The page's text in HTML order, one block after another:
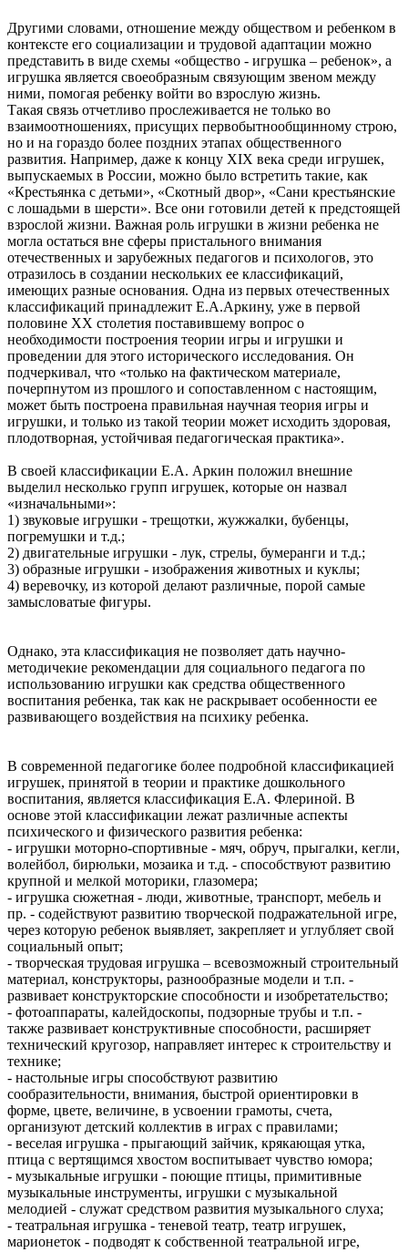
Другими словами, отношение между обществом и ребенком в
контексте его социализации и трудовой адаптации можно
представить в виде схемы «общество - игрушка – ребенок», а
игрушка является своеобразным связующим звеном между
ними, помогая ребенку войти во взрослую жизнь.
Такая связь отчетливо прослеживается не только во
взаимоотношениях, присущих первобытнообщинному строю,
но и на гораздо более поздних этапах общественного
развития. Например, даже к концу XIX века среди игрушек,
выпускаемых в России, можно было встретить такие, как
«Крестьянка с детьми», «Скотный двор», «Сани крестьянские
с лошадьми в шерсти». Все они готовили детей к предстоящей
взрослой жизни. Важная роль игрушки в жизни ребенка не
могла остаться вне сферы пристального внимания
отечественных и зарубежных педагогов и психологов, это
отразилось в создании нескольких ее классификаций,
имеющих разные основания. Одна из первых отечественных
классификаций принадлежит Е.А.Аркину, уже в первой
половине XX столетия поставившему вопрос о
необходимости построения теории игры и игрушки и
проведении для этого исторического исследования. Он
подчеркивал, что «только на фактическом материале,
почерпнутом из прошлого и сопоставленном с настоящим,
может быть построена правильная научная теория игры и
игрушки, и только из такой теории может исходить здоровая,
плодотворная, устойчивая педагогическая практика».
В своей классификации Е.А. Аркин положил внешние
выделил несколько групп игрушек, которые он назвал
«изначальными»:
1) звуковые игрушки - трещотки, жужжалки, бубенцы,
погремушки и т.д.;
2) двигательные игрушки - лук, стрелы, бумеранги и т.д.;
3) образные игрушки - изображения животных и куклы;
4) веревочку, из которой делают различные, порой самые
замысловатые фигуры.
Однако, эта классификация не позволяет дать научно-
методичекие рекомендации для социального педагога по
использованию игрушки как средства общественного
воспитания ребенка, так как не раскрывает особенности ее
развивающего воздействия на психику ребенка.
В современной педагогике более подробной классификацией
игрушек, принятой в теории и практике дошкольного
воспитания, является классификация Е.А. Флериной. В
основе этой классификации лежат различные аспекты
психического и физического развития ребенка:
- игрушки моторно-спортивные - мяч, обруч, прыгалки, кегли,
волейбол, бирюльки, мозаика и т.д. - способствуют развитию
крупной и мелкой моторики, глазомера;
- игрушка сюжетная - люди, животные, транспорт, мебель и
пр. - содействуют развитию творческой подражательной игре,
через которую ребенок выявляет, закрепляет и углубляет свой
социальный опыт;
- творческая трудовая игрушка – всевозможный строительный
материал, конструкторы, разнообразные модели и т.п. -
развивает конструкторские способности и изобретательство;
- фотоаппараты, калейдоскопы, подзорные трубы и т.п. -
также развивает конструктивные способности, расширяет
технический кругозор, направляет интерес к строительству и
технике;
- настольные игры способствуют развитию
сообразительности, внимания, быстрой ориентировки в
форме, цвете, величине, в усвоении грамоты, счета,
организуют детский коллектив в играх с правилами;
- веселая игрушка - прыгающий зайчик, крякающая утка,
птица с вертящимся хвостом воспитывает чувство юмора;
- музыкальные игрушки - поющие птицы, примитивные
музыкальные инструменты, игрушки с музыкальной
мелодией - служат средством развития музыкального слуха;
- театральная игрушка - теневой театр, театр игрушек,
марионеток - подводят к собственной театральной игре,